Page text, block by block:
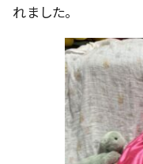
れました。